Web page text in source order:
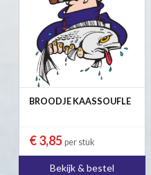
BROODJE KAASSOUFLE
€ 3,85 per stuk
Bekijk & bestel